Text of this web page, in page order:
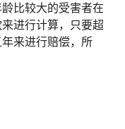
比较大的受害者在
进行计算，只要超
来进行赔偿，所